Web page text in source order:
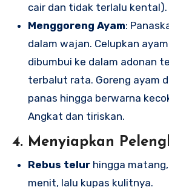
cair dan tidak terlalu kental).
Menggoreng Ayam:
dalam wajan. Celupkan
dibumbui ke dalam adonan
terbalut rata. Goreng ayam
panas hingga berwarna
Angkat dan tiriskan.
4. Menyiapkan
Rebus telur hingga
menit, lalu kupas kulitnya.